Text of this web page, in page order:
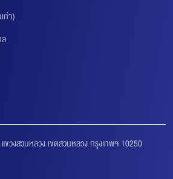
ก่า)
วงสวนหลวง เขตสวนหลวง กรุงเทพฯ 10250